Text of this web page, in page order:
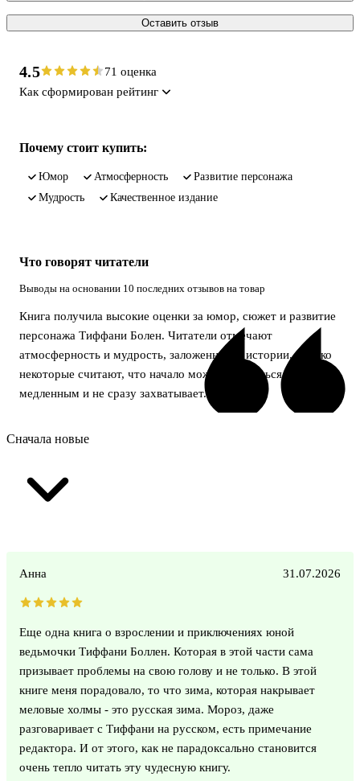
Оставить отзыв
4.5
71 оценка
Как сформирован рейтинг
Почему стоит купить:
юмор атмосферность
развитие персонажа
мудрость
качественное издание
Что говорят читатели
Выводы на основании 10 последних отзывов на товар
Книга получила высокие оценки за юмор, сюжет и развитие
персонажа Тиффани Болен. Читатели отмечают
атмосферность и мудрость, заложенную в истории, однако
некоторые считают, что начало может показаться
медленным и не сразу захватывает.
Сначала новые
Анна 31.07.2026
Еще одна книга о взрослении и приключениях юной
ведьмочки Тиффани Боллен. Которая в этой части сама
призывает проблемы на свою голову и не только. В этой
книге меня порадовало, то что зима, которая накрывает
меловые холмы - это русская зима. Мороз, даже
разговаривает с Тиффани на русском, есть примечание
редактора. И от этого, как не парадоксально становится
очень тепло читать эту чудесную книгу.